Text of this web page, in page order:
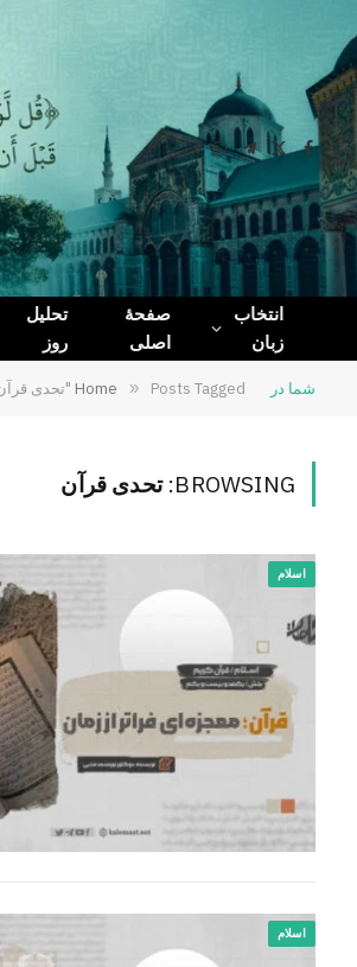
Facebook
X
(Twitter)
Telegram
WhatsApp
انتخاب
زبان
صفحۀ
اصلی
تحلیل
روز
شما در Home » Posts Tagged "تحدی قرآن"
BROWSING: تحدی قرآن
اسلام
اسلام